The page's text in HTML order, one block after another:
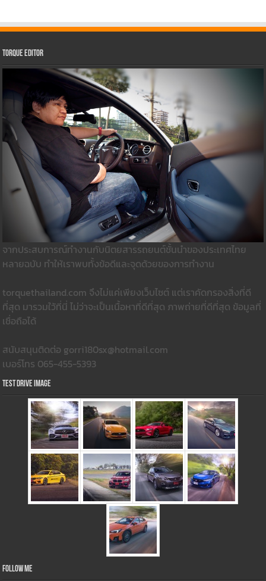
Torque Editor
จากประสบการณ์ทำงานกับนิตยสารรถยนต์ชั้นนำของประเทศไทย
หลายฉบับ ทำให้เราพบทั้งข้อดีและจุดด้วยของการทำงาน
torquethailand.com จึงไม่แค่เพียงเว็บไซต์ แต่เราคัดกรองสิ่งที่ดี
ที่สุด มารวมใว้ที่นี่ ไม่ว่าจะเป็นเนื้อหาที่ดีที่สุด ภาพถ่ายที่ดีที่สุด ข้อมูลที่
เชื่อถือได้
สนับสนุนติดต่อ gorri180sx@hotmail.com
เบอร์โทร 065-455-5393
Test Drive Image
Follow Me